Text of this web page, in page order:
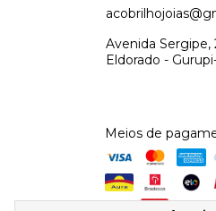
Avenida Sergipe,
Eldorado -
Meios de